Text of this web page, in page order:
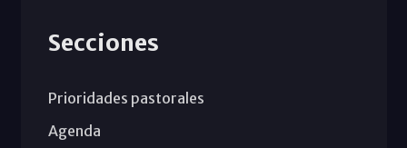
Secciones
Prioridades pastorales
Agenda